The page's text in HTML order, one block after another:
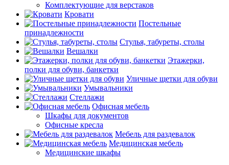
Комплектующие для верстаков
Кровати
Постельные
принадлежности
Стулья, табуреты, столы
Вешалки
Этажерки,
полки для обуви, банкетки
Уличные щетки для обуви
Умывальники
Стеллажи
Офисная мебель
Шкафы для документов
Офисные кресла
Мебель для раздевалок
Медицинская мебель
Медицинские шкафы